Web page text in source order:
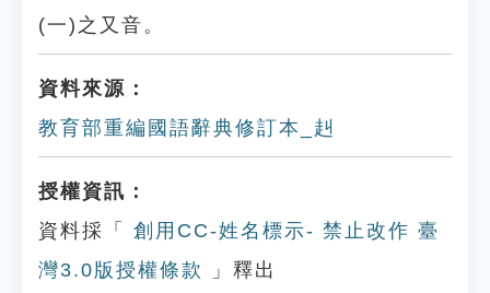
(一)之又音。
資料來源：
教育部重編國語辭典修訂本_赳
授權資訊：
資料採「
創用CC-姓名標示- 禁止改作 臺
灣3.0版授權條款
」釋出